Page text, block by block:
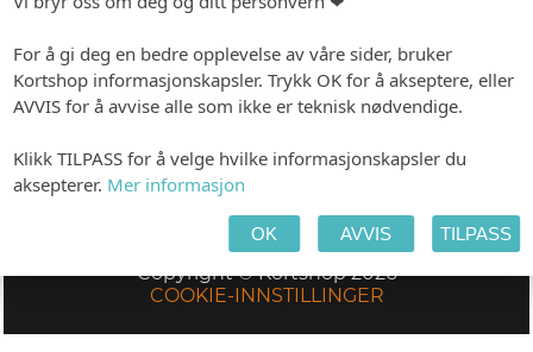
Gravert navneskilt, r00701
kr.149,00 (Eks. MVA)
Vis
Navneskilt med
fargetrykk, r00700
kr.169,00(Eks. MVA)
Copyright © Kortshop 2026
COOKIE-INNSTILLINGER
For å gi deg en bedre opplevelse av våre sider, bruker
Kortshop informasjonskapsler. Trykk OK for å akseptere, eller
AVVIS for å avvise alle som ikke er teknisk nødvendige.
Klikk TILPASS for å velge hvilke informasjonskapsler du
aksepterer. Mer informasjon
OK AVVIS TILPASS